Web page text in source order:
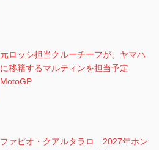
元ロッシ担当クルーチーフが、ヤマハ
に移籍するマルティンを担当予定
MotoGP
ファビオ・クアルタラロ 2027年ホン